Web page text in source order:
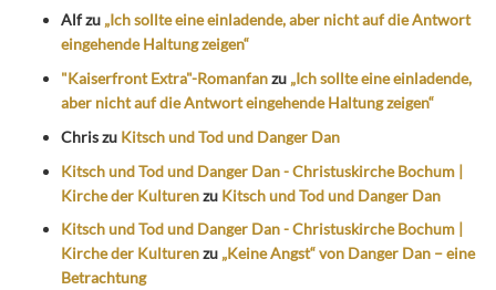
Alfzu „Ich sollte eine einladende, aber nicht auf die Antwort
eingehende Haltung zeigen“
"Kaiserfront Extra"-Romanfanzu „Ich sollte eine einladende,
aber nicht auf die Antwort eingehende Haltung zeigen“
Chriszu Kitsch und Tod und Danger Dan
Kitsch und Tod und Danger Dan - Christuskirche Bochum |
Kirche der Kulturenzu Kitsch und Tod und Danger Dan
Kitsch und Tod und Danger Dan - Christuskirche Bochum |
Kirche der Kulturenzu „Keine Angst“ von Danger Dan – eine
Betrachtung